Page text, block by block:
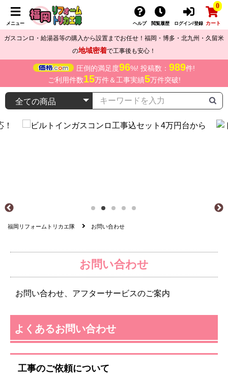
メニュー ヘルプ 閲覧履歴 ログイン/登録
0
カート
ガスコンロ・給湯器等の購入から設置までお任せ！福岡・博多・北九州・久留米
の地域密着で工事後も安心！
圧倒的満足度96%! 投稿数： 989件!
ご利用件数15万件＆工事実績5万件突破!
福岡リフォームトリカエ隊 お問い合わせ
お問い合わせ
お問い合わせ、アフターサービスのご案内
よくあるお問い合わせ
工事のご依頼について